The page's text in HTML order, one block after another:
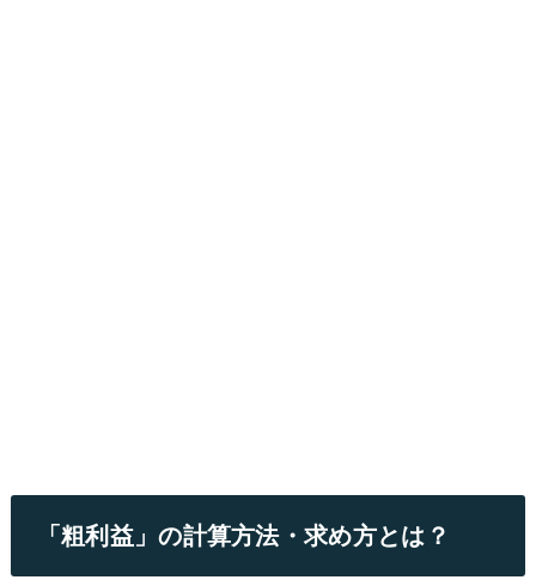
「粗利益」の計算方法・求め方とは？